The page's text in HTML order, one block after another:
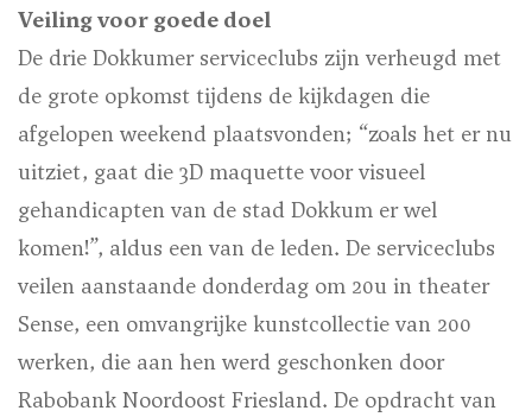
Veiling voor goede doel
De drie Dokkumer serviceclubs zijn verheugd met
de grote opkomst tijdens de kijkdagen die
afgelopen weekend plaatsvonden; “zoals het er nu
uitziet, gaat die 3D maquette voor visueel
gehandicapten van de stad Dokkum er wel
komen!”, aldus een van de leden. De serviceclubs
veilen aanstaande donderdag om 20u in theater
Sense, een omvangrijke kunstcollectie van 200
werken, die aan hen werd geschonken door
Rabobank Noordoost Friesland. De opdracht van